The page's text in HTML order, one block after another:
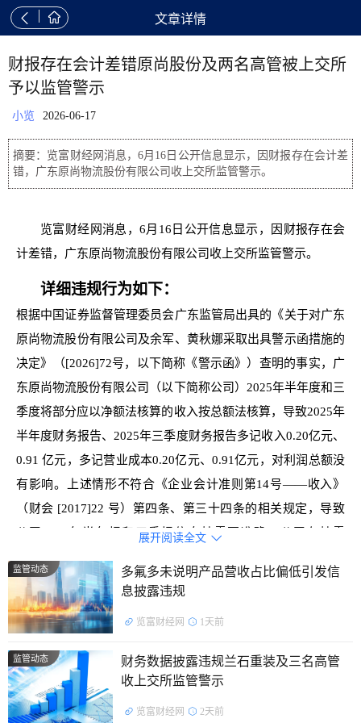
  文章详情
财报存在会计差错原尚股份及两名高管被上交所
予以监管警示
小览 2026-06-17
摘要：览富财经网消息，6月16日公开信息显示，因财报存在会计差
错，广东原尚物流股份有限公司收上交所监管警示。
览富财经网消息，6月16日公开信息显示，因财报存在会
计差错，广东原尚物流股份有限公司收上交所监管警示。
详细违规行为如下：
根据中国证券监督管理委员会广东监管局出具的《关于对广东
原尚物流股份有限公司及余军、黄秋娜采取出具警示函措施的
决定》（[2026]72号，以下简称《警示函》）查明的事实，广
东原尚物流股份有限公司（以下简称公司）2025年半年度和三
季度将部分应以净额法核算的收入按总额法核算，导致2025年
半年度财务报告、2025年三季度财务报告多记收入0.20亿元、
0.91 亿元，多记营业成本0.20亿元、0.91亿元，对利润总额没
有影响。上述情形不符合《企业会计准则第14号——收入》
（财会 [2017]22 号）第四条、第三十四条的相关规定，导致
公司2025年半年报和三季报信息披露不准确。公司在披露
司上述行为违反了《上海证券交易所股票上市规则（2025年4
月修订）》（以下简称《股票上市规则》）第2.1.1条、第
2.1.4 条等有关规定。责任人方面，时任董事长、总经理余军
作为公司主要负责人、信息披露第一责任人、日常经营管理事
项具体负责人，时任财务总监黄秋娜作为公司财务事项具体负
责人，根据《警示函》认定，未能勤勉尽责，对公司上述违规
展开阅读全文 
监管动态
多氟多未说明产品营收占比偏低引发信
息披露违规
览富财经网 1天前
监管动态
财务数据披露违规兰石重装及三名高管
收上交所监管警示
览富财经网 2天前